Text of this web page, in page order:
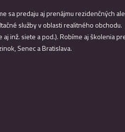
sa predaju aj prenájmu rezidenčných ale
služby v oblasti realitného obchodu.
inž. siete a pod.). Robíme aj školenia
Senec a Bratislava.